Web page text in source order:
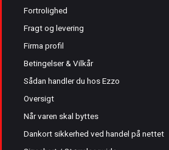
Fortrolighed
Fragt og levering
Firma profil
Betingelser & Vilkår
Sådan handler du hos Ezzo
Oversigt
Når varen skal byttes
Dankort sikkerhed ved handel på nettet